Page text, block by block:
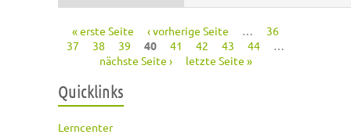
Seiten
« erste Seite ‹ vorherige Seite …
36
37
38 39 40 41 42 43 44
…
nächste Seite ›
letzte Seite »
Quicklinks
Lerncenter